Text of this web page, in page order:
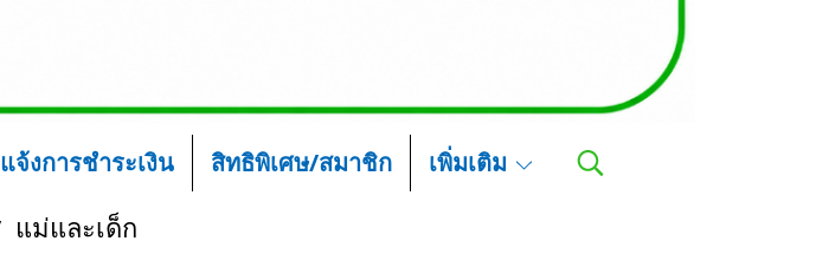
แจ้งการชำระเงิน สิทธิพิเศษ/สมาชิก เพิ่มเติม
แม่และเด็ก